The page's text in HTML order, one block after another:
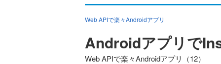
Web APIで楽々Androidアプリ
Androidアプリで
Web APIで楽々Androidアプリ（12）